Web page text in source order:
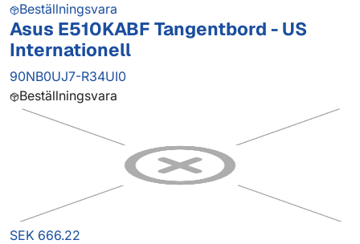
Beställningsvara
Asus E510KABF Tangentbord - US
Internationell
90NB0UJ7-R34UI0
Beställningsvara
SEK 666.22